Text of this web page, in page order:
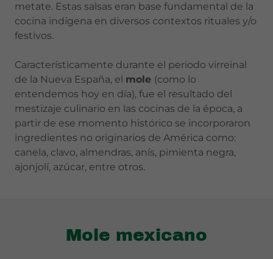
metate. Estas salsas eran base fundamental de la
cocina indígena en diversos contextos rituales y/o
festivos.
Característicamente durante el periodo virreinal
de la Nueva España, el mole (como lo
entendemos hoy en día), fue el resultado del
mestizaje culinario en las cocinas de la época, a
partir de ese momento histórico se incorporaron
ingredientes no originarios de América como:
canela, clavo, almendras, anís, pimienta negra,
ajonjolí, azúcar, entre otros.
Mole mexicano